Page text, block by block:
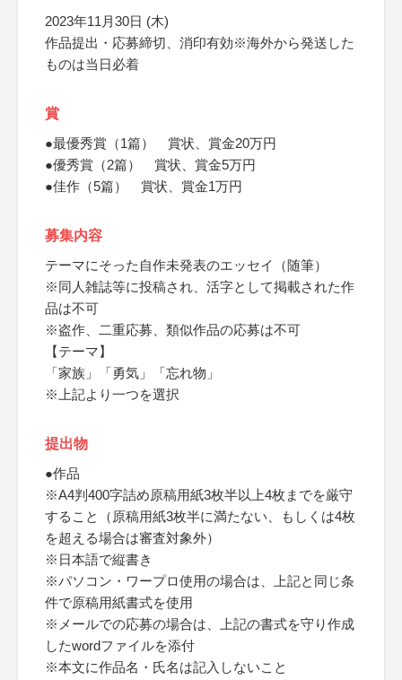
2023年11月30日 (木)
作品提出・応募締切、消印有効※海外から発送した
ものは当日必着
賞
●最優秀賞（1篇） 賞状、賞金20万円
●優秀賞（2篇） 賞状、賞金5万円
●佳作（5篇） 賞状、賞金1万円
募集内容
テーマにそった自作未発表のエッセイ（随筆）
※同人雑誌等に投稿され、活字として掲載された作
品は不可
※盗作、二重応募、類似作品の応募は不可
【テーマ】
「家族」「勇気」「忘れ物」
※上記より一つを選択
提出物
●作品
※A4判400字詰め原稿用紙3枚半以上4枚までを厳守
すること（原稿用紙3枚半に満たない、もしくは4枚
を超える場合は審査対象外）
※日本語で縦書き
※パソコン・ワープロ使用の場合は、上記と同じ条
件で原稿用紙書式を使用
※メールでの応募の場合は、上記の書式を守り作成
したwordファイルを添付
※本文に作品名・氏名は記入しないこと